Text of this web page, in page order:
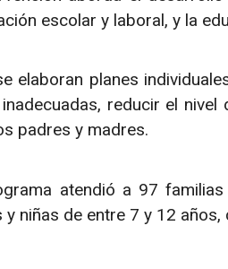
escolar y laboral, y la
elaboran planes
reducir el
padres y madres.
atendió a 97
y niñas de entre 7 y 12